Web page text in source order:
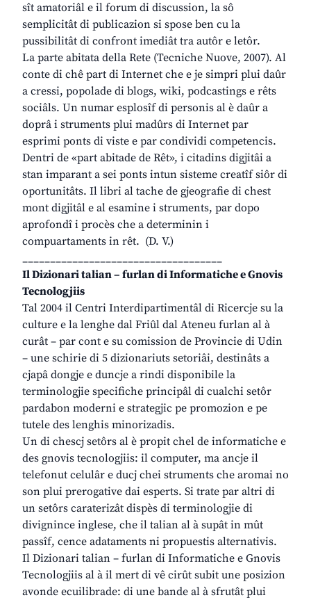
sît amatoriâl e il forum di discussion, la sô
semplicitât di publicazion si spose ben cu la
pussibilitât di confront imediât tra autôr e letôr.
La parte abitata della Rete (Tecniche Nuove, 2007). Al
conte di chê part di Internet che e je simpri plui daûr
a cressi, popolade di blogs, wiki, podcastings e rêts
sociâls. Un numar esplosîf di personis al è daûr a
doprâ i struments plui madûrs di Internet par
esprimi ponts di viste e par condividi competencis.
Dentri de «part abitade de Rêt», i citadins digjitâi a
stan imparant a sei ponts intun sisteme creatîf siôr di
oportunitâts. Il libri al tache de gjeografie di chest
mont digjitâl e al esamine i struments, par dopo
aprofondî i procès che a determinin i
compuartaments in rêt. (D. V.)
____________________________________
Il Dizionari talian – furlan di Informatiche e Gnovis
Tecnologjiis
Tal 2004 il Centri Interdipartimentâl di Ricercje su la
culture e la lenghe dal Friûl dal Ateneu furlan al à
curât – par cont e su comission de Provincie di Udin
– une schirie di 5 dizionariuts setoriâi, destinâts a
cjapâ dongje e duncje a rindi disponibile la
terminologjie specifiche principâl di cualchi setôr
pardabon moderni e strategjic pe promozion e pe
tutele des lenghis minorizadis.
Un di chescj setôrs al è propit chel de informatiche e
des gnovis tecnologjiis: il computer, ma ancje il
telefonut celulâr e ducj chei struments che aromai no
son plui prerogative dai esperts. Si trate par altri di
un setôrs caraterizât dispès di terminologjie di
divignince inglese, che il talian al à supât in mût
passîf, cence adataments ni propuestis alternativis.
Il Dizionari talian – furlan di Informatiche e Gnovis
Tecnologjiis al à il mert di vê cirût subit une posizion
avonde ecuilibrade: di une bande al à sfrutât plui